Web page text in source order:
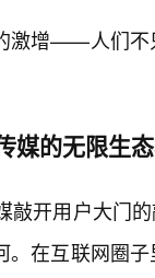
激增——人们不
媒的无限生
敲开用户大门
在互联网圈